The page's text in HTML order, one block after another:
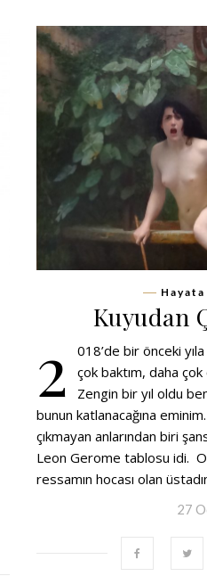
Kuyudan
2
018’de bir önceki
çok baktım, daha
Zengin bir yıl oldu
bunun katlanacağına
çıkmayan anlarından biri
Leon Gerome tablosu idi.
ressamın hocası olan
27